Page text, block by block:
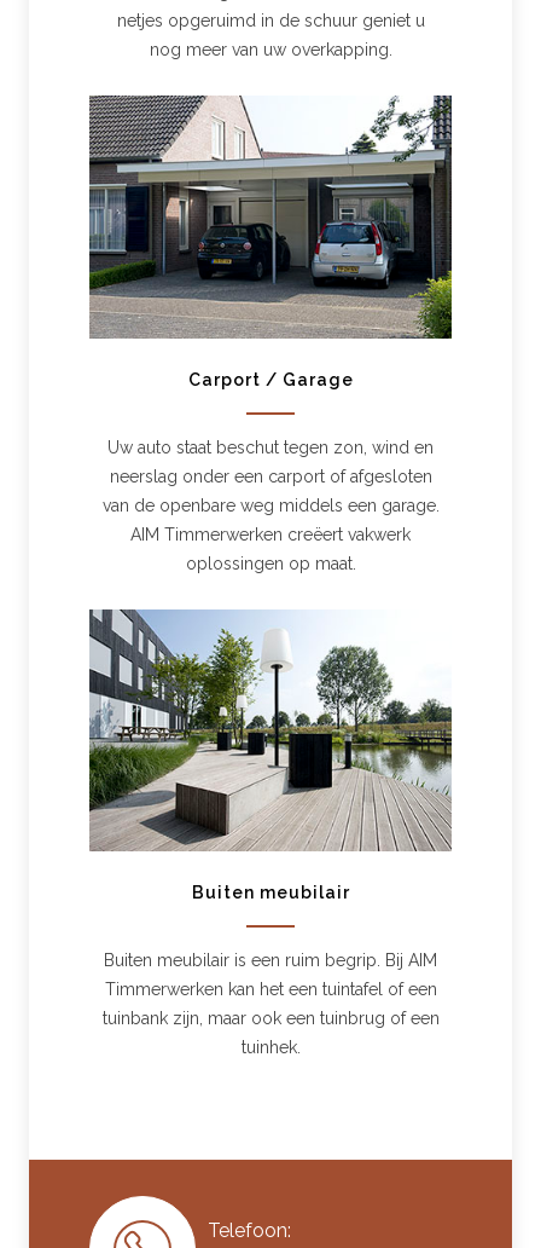
netjes opgeruimd in de schuur geniet u
nog meer van uw overkapping.
Carport / Garage
Uw auto staat beschut tegen zon, wind en
neerslag onder een carport of afgesloten
van de openbare weg middels een garage.
AIM Timmerwerken creëert vakwerk
oplossingen op maat.
Buiten meubilair
Buiten meubilair is een ruim begrip. Bij AIM
Timmerwerken kan het een tuintafel of een
tuinbank zijn, maar ook een tuinbrug of een
tuinhek.
Telefoon: